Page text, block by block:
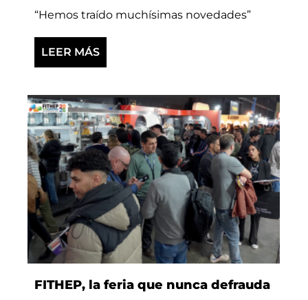
“Hemos traído muchísimas novedades”
LEER MÁS
FITHEP, la feria que nunca defrauda